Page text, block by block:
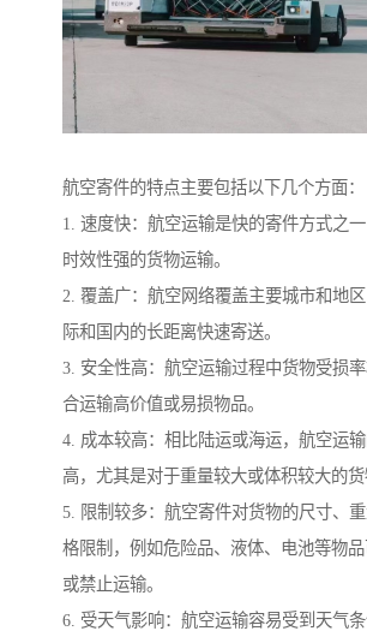
航空寄件的特点主要包括以下几个方面：
1. 速度快：航空运输是快的寄件方式之
时效性强的货物运输。
2. 覆盖广：航空网络覆盖主要城市和地
际和国内的长距离快速寄送。
3. 安全性高：航空运输过程中货物受损
合运输高价值或易损物品。
4. 成本较高：相比陆运或海运，航空运
高，尤其是对于重量较大或体积较大的货
5. 限制较多：航空寄件对货物的尺寸、
格限制，例如危险品、液体、电池等物
或禁止运输。
6. 受天气影响：航空运输容易受到天气